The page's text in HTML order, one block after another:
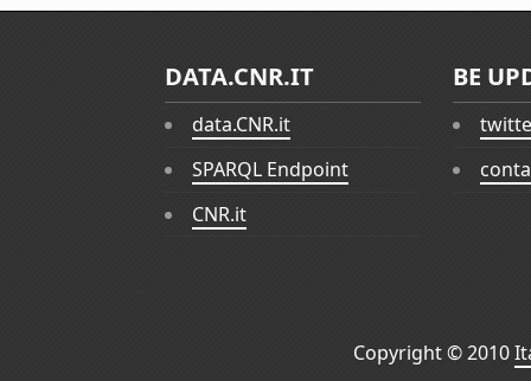
DATA.CNR.IT
data.CNR.it
SPARQL Endpoint
CNR.it
BE
Copyright © 2010